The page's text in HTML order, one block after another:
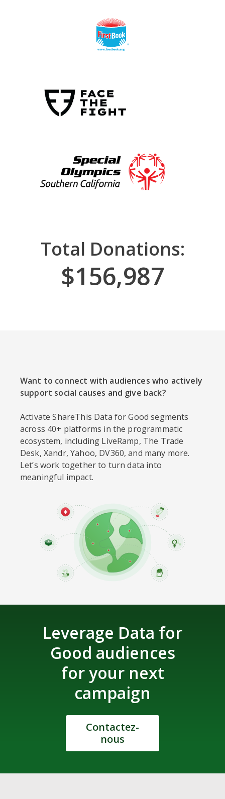
Total Donations:
$157,023
Want to connect with audiences who actively
support social causes and give back?
Activate ShareThis Data for Good segments
across 40+ platforms in the programmatic
ecosystem, including LiveRamp, The Trade
Desk, Xandr, Yahoo, DV360, and many more.
Let’s work together to turn data into
meaningful impact.
Leverage Data for
Good audiences
for your next
campaign
Contactez-
nous